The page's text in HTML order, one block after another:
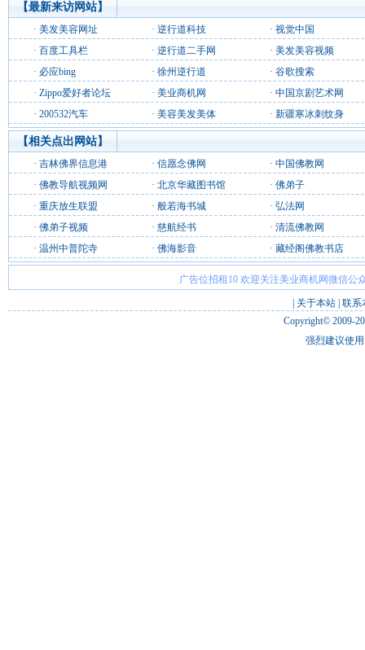
【最新来访网站】
· 美发美容网址 · 逆行道科技 · 视觉中国
· 百度工具栏 · 逆行道二手网 · 美发美容视频
· 必应bing · 徐州逆行道 · 谷歌搜索
· Zippo爱好者论坛 · 美业商机网 · 中国京剧艺术网
· 200532汽车 · 美容美发美体 · 新疆寒冰刺纹身
【相关点出网站】
· 吉林佛界信息港 · 信愿念佛网 · 中国佛教网
· 佛教导航视频网 · 北京华藏图书馆 · 佛弟子
· 重庆放生联盟 · 般若海书城 · 弘法网
· 佛弟子视频 · 慈航经书 · 清流佛教网
· 温州中普陀寺 · 佛海影音 · 藏经阁佛教书店
广告位招租10 欢迎关注美业商机网微信公
关于本站 联系
Copyright© 2009-
强烈建议使